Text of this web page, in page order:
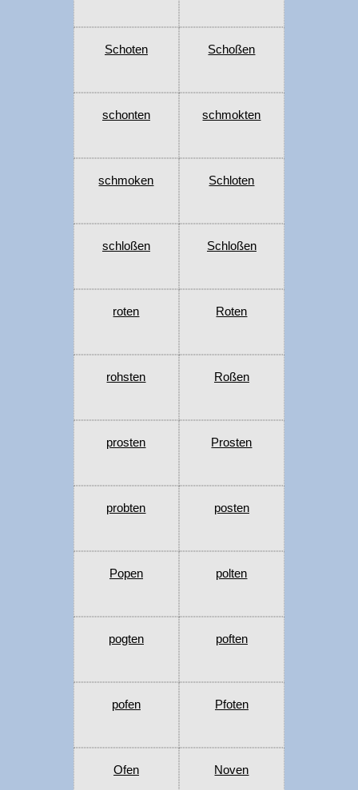
Schoten Schoßen
schonten schmokten
schmoken Schloten
schloßen Schloßen
roten Roten
rohsten Roßen
prosten Prosten
probten posten
Popen polten
pogten poften
pofen Pfoten
Ofen Noven